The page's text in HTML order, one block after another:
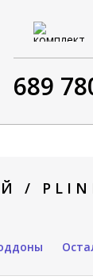
/ PLINIO
62 360
689
/